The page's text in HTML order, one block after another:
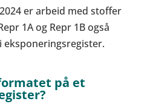
er arbeid med stoffer
1A og Repr 1B også
eksponeringsregister.
på et